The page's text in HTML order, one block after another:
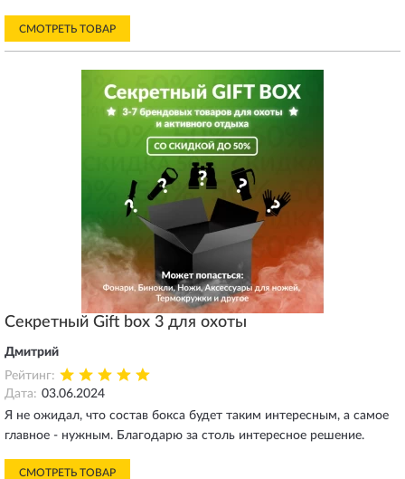
СМОТРЕТЬ ТОВАР
Секретный Gift box 3 для охоты
Дмитрий
Рейтинг:
Дата: 03.06.2024
Я не ожидал, что состав бокса будет таким интересным, а самое
главное - нужным. Благодарю за столь интересное решение.
СМОТРЕТЬ ТОВАР